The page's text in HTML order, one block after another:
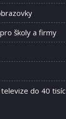
školy a firmy
do 40 tisíc